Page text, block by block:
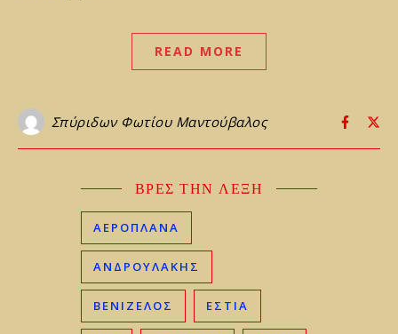
READ MORE
Σπύριδων Φωτίου Μαντούβαλος
ΒΡΕΣ ΤΗΝ ΛΕΞΗ
ΑΕΡΟΠΛΑΝΑ
ΑΝΔΡΟΥΛΑΚΗΣ
ΒΕΝΙΖΈΛΟΣ ΕΣΤΙΑ